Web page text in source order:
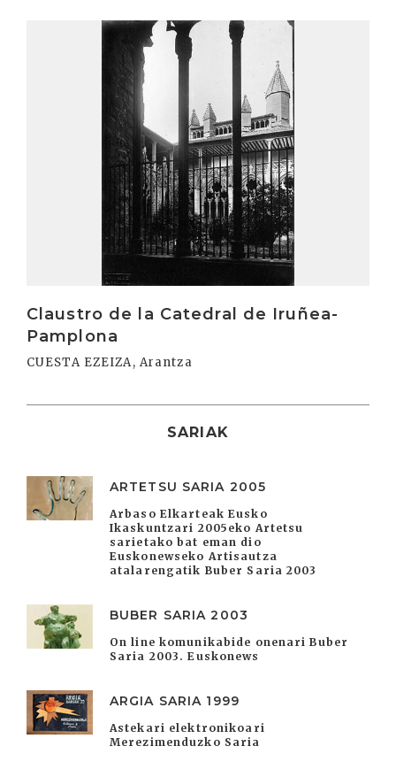
Claustro de la Catedral de Iruñea-
Pamplona
CUESTA EZEIZA, Arantza
SARIAK
ARTETSU SARIA 2005
Arbaso Elkarteak Eusko
Ikaskuntzari 2005eko Artetsu
sarietako bat eman dio
Euskonewseko Artisautza
atalarengatik Buber Saria 2003
BUBER SARIA 2003
On line komunikabide onenari Buber
Saria 2003. Euskonews
ARGIA SARIA 1999
Astekari elektronikoari
Merezimenduzko Saria